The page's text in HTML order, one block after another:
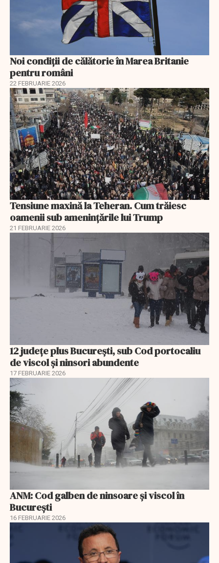
Noi condiții de călătorie în Marea Britanie
pentru români
22 FEBRUARIE 2026
Tensiune maxină la Teheran. Cum trăiesc
oamenii sub amenințările lui Trump
21 FEBRUARIE 2026
12 județe plus București, sub Cod portocaliu
de viscol și ninsori abundente
17 FEBRUARIE 2026
ANM: Cod galben de ninsoare și viscol în
București
16 FEBRUARIE 2026